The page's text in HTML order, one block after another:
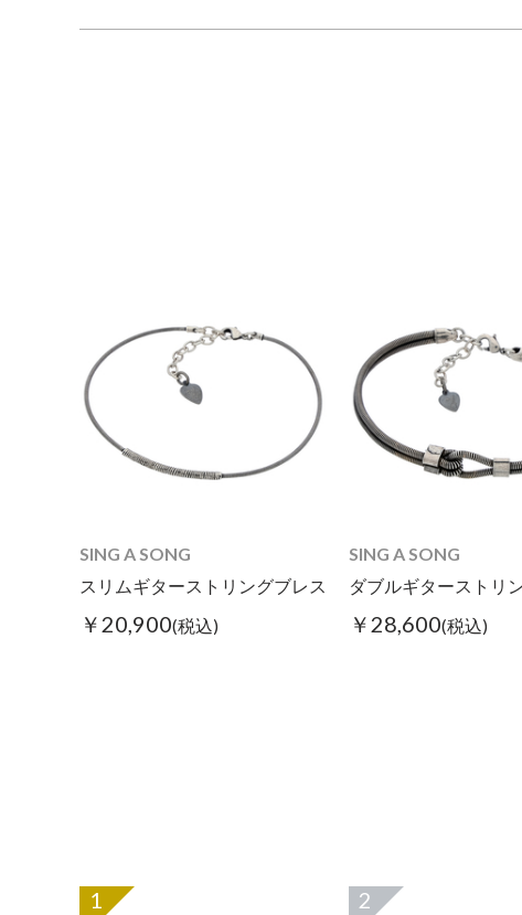
SING A SONG
スリムギターストリングブレス
￥20,900(税込)
SING A SONG
ダブルギターストリ
￥28,600(税込)
1 2